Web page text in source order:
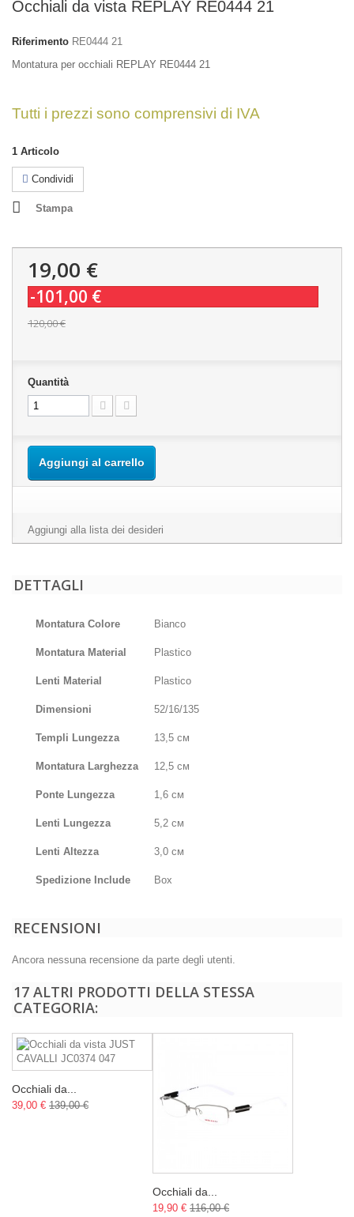
Occhiali da vista REPLAY RE0444 21
Riferimento RE0444 21
Montatura per occhiali REPLAY RE0444 21
Tutti i prezzi sono comprensivi di IVA
1 Articolo
Condividi
Stampa
19,00 €
-101,00 €
120,00 €
Quantità
Aggiungi al carrello
Aggiungi alla lista dei desideri
DETTAGLI
Montatura Colore Bianco
Montatura Material Plastico
Lenti Material Plastico
Dimensioni 52/16/135
Templi Lungezza 13,5 см
Montatura Larghezza 12,5 см
Ponte Lungezza 1,6 см
Lenti Lungezza 5,2 см
Lenti Altezza 3,0 см
Spedizione Include Box
RECENSIONI
Ancora nessuna recensione da parte degli utenti.
17 ALTRI PRODOTTI DELLA STESSA
CATEGORIA:
Occhiali da...
39,00 € 139,00 €
Occhiali da...
19,90 € 116,00 €